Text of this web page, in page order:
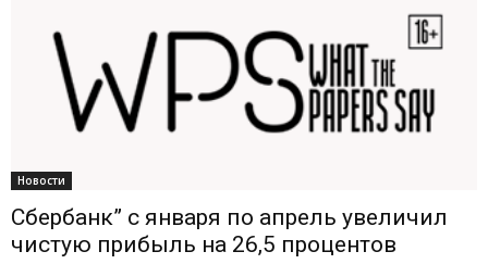
Новости
Сбербанк” с января по апрель увеличил
чистую прибыль на 26,5 процентов